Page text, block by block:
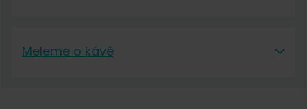
Meleme o kávě